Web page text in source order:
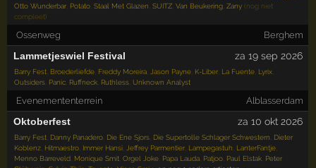
Otto Wunderbar Potato ,Staal Met Glazen ,SUITZ ,Van Beukering ,Zany (nog niet
compleet)
Ossenweg Berghem
Lammetjeswiel Festival za 19 sep 2026
Barry Fest Broederliefde Freddy Moreira Jason Payne K-Liber La Fuente Lyrix
Outsiders Panic Ruffneck Ruthless ,Unknown Analyst
Evenemententerrein Alblasserdam
Oktoberfest za 10 okt 2026
Barry Fest Danny Panadero Die Ene Sjors Die Supertolle Schlager Schwestern Dieter
Koblenz Hitmaestro Immer Hansi Jeffrey Parmentier Lampegastuh LanterFantje
Menno Barreveld Monique Smit ,Orgel Joke Papa Lauda Patjoo Paul Elstak Peter